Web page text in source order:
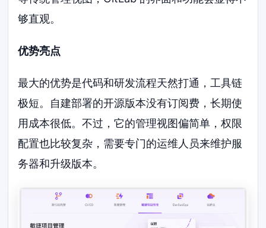
够直观。
优势亮点
最大的优势是代码和研发流程天然打通，工具链
极短。自建部署的开源版本没有订阅费，长期使
用成本很低。不过，它的管理视图偏简单，权限
配置也比较复杂，需要专门的运维人员来维护服
务器和升级版本。